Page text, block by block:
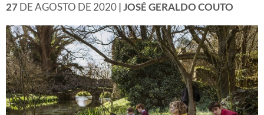
27DE AGOSTO DE 2020| JOSÉ GERALDO COUTO